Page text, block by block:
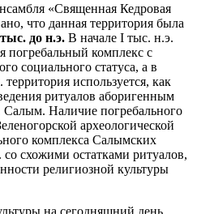
«Священная Кедровая
что данная территория была
до н.э. В начале I тыс. н.э.
погребальный комплекс с
социального статуса, а в
используется, как
ритуалов аборигенным
Салым. Наличие погребального
археологической
комплекса Салымских
схожими остатками ритуалов,
религиозной культуры
на сегодняшний день